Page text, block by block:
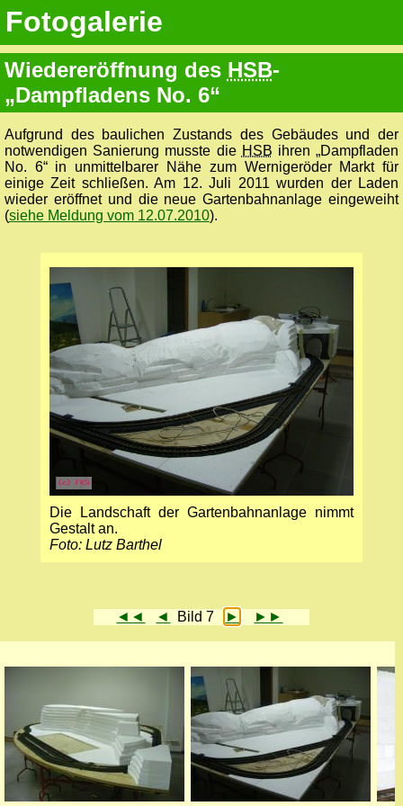
Fotogalerie
Wiedereröffnung des HSB-
„Dampfladens No. 6“
Aufgrund des baulichen Zustands des Gebäudes und der
notwendigen Sanierung musste die HSB ihren „Dampfladen
No. 6“ in unmittelbarer Nähe zum Wernigeröder Markt für
einige Zeit schließen. Am 12. Juli 2011 wurden der Laden
wieder eröffnet und die neue Gartenbahnanlage eingeweiht
(siehe Meldung vom 12.07.2010).
Die Landschaft der Gartenbahnanlage nimmt
Gestalt an.
Foto: Lutz Barthel
◄◄ ◄ Bild 7 ► ►►